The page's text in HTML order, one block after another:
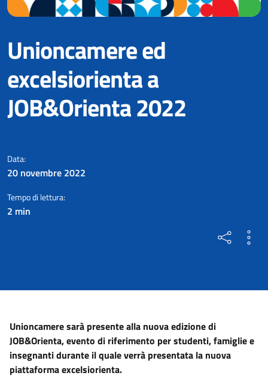
Unioncamere ed
excelsiorienta a
JOB&Orienta 2022
Data:
20 novembre 2022
Tempo di lettura:
2 min
Unioncamere sarà presente alla nuova edizione di
JOB&Orienta, evento di riferimento per studenti, famiglie e
insegnanti durante il quale verrà presentata la nuova
piattaforma excelsiorienta.